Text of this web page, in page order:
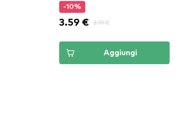
-10%
3.59 € 3.99 €
Aggiungi